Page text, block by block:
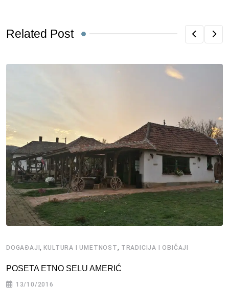
Related Post
DOGAĐAJI,KULTURA I UMETNOST, TRADICIJA I OBIČAJI
POSETA ETNO SELU AMERIĆ
13/10/2016